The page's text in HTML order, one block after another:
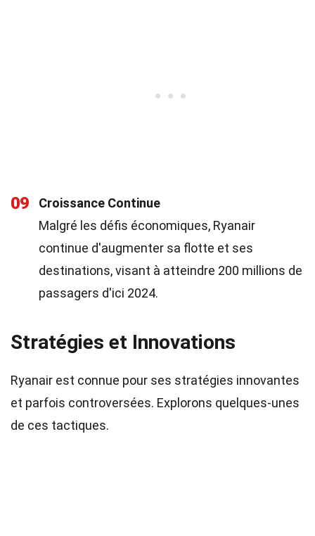
09
Croissance Continue
Malgré les défis économiques, Ryanair
continue d'augmenter sa flotte et ses
destinations, visant à atteindre 200 millions de
passagers d'ici 2024.
Stratégies et Innovations
Ryanair est connue pour ses stratégies innovantes
et parfois controversées. Explorons quelques-unes
de ces tactiques.